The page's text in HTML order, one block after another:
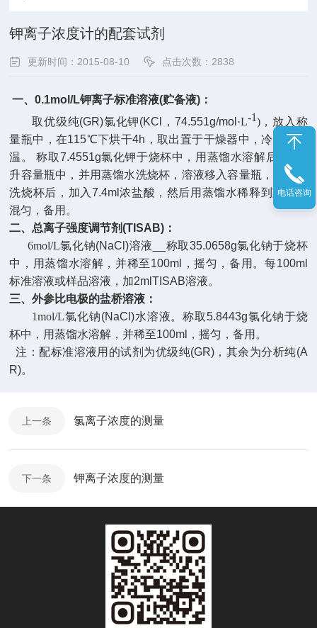
钾离子浓度计的配套试剂
更新时间：2015-08-10 点击次数：2838
一、0.1mol/L钾离子标准溶液(贮备液) ：
取优级纯(GR)氯化钾(KCl ， 74.551g/mol ·L-1)，放入称
量瓶中，在115℃下烘干4h ，取出置于干燥器中，冷却至室
温。 称取7.4551g氯化钾于烧杯中，用蒸馏水溶解后移入
升容量瓶中，并用蒸馏水洗烧杯，溶液移入容量瓶，经三次
洗烧杯后，加入 7.4ml 浓盐酸，然后用蒸馏水稀释到刻度，
混匀，备用。
二、总离子强度调节剂(TISAB) ：
6mol/L氯化钠(NaCl)溶液 称取35.0658g氯化钠于烧杯
中，用蒸馏水溶解，并稀至100ml ，摇匀，备用。每100ml
标准溶液或样品溶液，加2mlTISAB溶液。
三、外参比电极的盐桥溶液：
1mol/L氯化钠(NaCl)水溶液。称取5.8443g氯化钠于烧
杯中，用蒸馏水溶解，并稀至100ml
，摇匀，备用。
注：配标准溶液用的试剂为优级纯(GR) ，其余为分析纯(A
R)。
上一条 氯离子浓度的测量
下一条 钾离子浓度的测量
电话咨询